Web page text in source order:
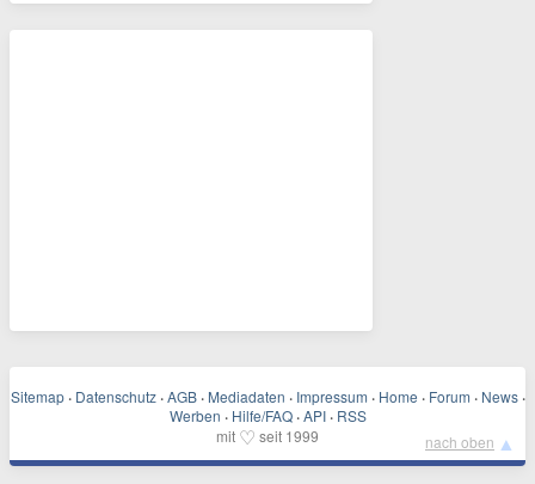
Sitemap · Datenschutz · AGB · Mediadaten · Impressum · Home · Forum · News ·
Werben · Hilfe/FAQ · API · RSS
mit ♡ seit 1999 nach oben ▲